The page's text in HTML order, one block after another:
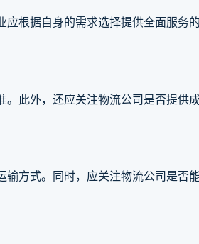
根据自身的需求选择提供全面服务
此外，还应关注物流公司是否提供
方式。同时，应关注物流公司是否